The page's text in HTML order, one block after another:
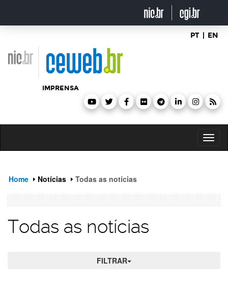
o
PT | EN
IMPRENSA
Home Notícias Todas as notícias
Todas as notícias
FILTRAR